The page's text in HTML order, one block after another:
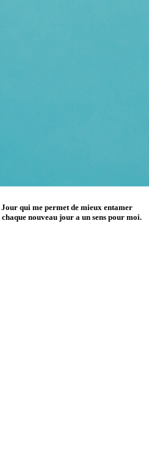
qui me permet de mieux entamer
nouveau jour a un sens pour moi.